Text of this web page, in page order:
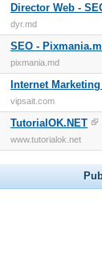
Director Web -
dyr.md
SEO -
pixmania.md
Internet
vipsait.com
TutorialOK.NET
www.tutorialok.net